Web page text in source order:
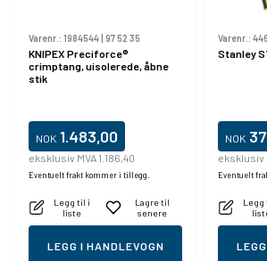
Varenr.: 1984544| 97 52 35
KNIPEX Preciforce®
crimptang, uisolerede, åbne
stik
NOK 1.483,00
eksklusiv MVA 1.186,40
Eventuelt frakt kommer i tillegg.
Legg til i
liste
Lagre til
senere
LEGG I HANDLEVOGN
Varenr.:
Stanley
NOK
eksklusiv
Eventuelt
Legg